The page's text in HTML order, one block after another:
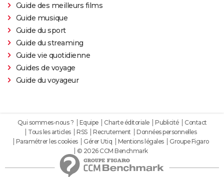
Guide des meilleurs films
Guide musique
Guide du sport
Guide du streaming
Guide vie quotidienne
Guides de voyage
Guide du voyageur
Qui sommes-nous ? Equipe Charte éditoriale Publicité
Contact
Tous les articles
RSS Recrutement
Données personnelles
Paramétrer les cookies
Gérer Utiq Mentions légales
Groupe Figaro
© 2026 CCM Benchmark